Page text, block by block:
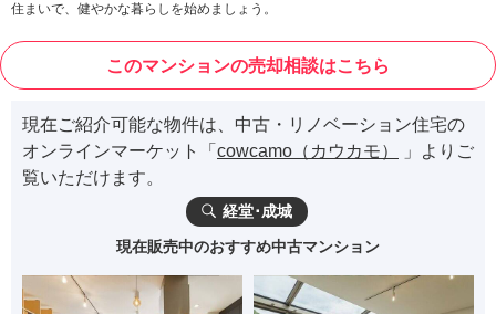
住まいで、健やかな暮らしを始めましょう。
このマンションの売却相談はこちら
現在ご紹介可能な物件は、中古・リノベーション住宅の
オンラインマーケット「 cowcamo（カウカモ）
」よりご
覧いただけます。
経堂･成城
現在販売中のおすすめ中古マンション